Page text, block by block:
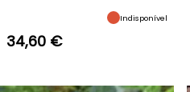
Indisponível
34,60 €